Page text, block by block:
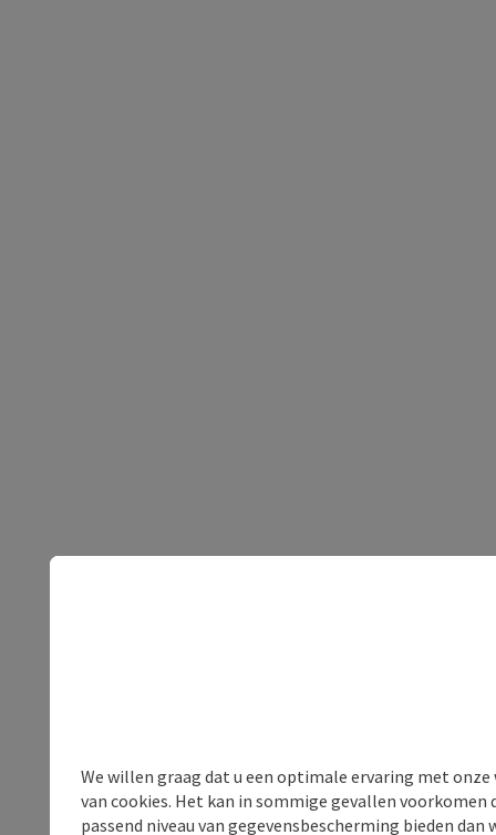
We willen graag dat u een optimale ervaring met
van cookies. Het kan in sommige gevallen voorkomen
passend niveau van gegevensbescherming bieden